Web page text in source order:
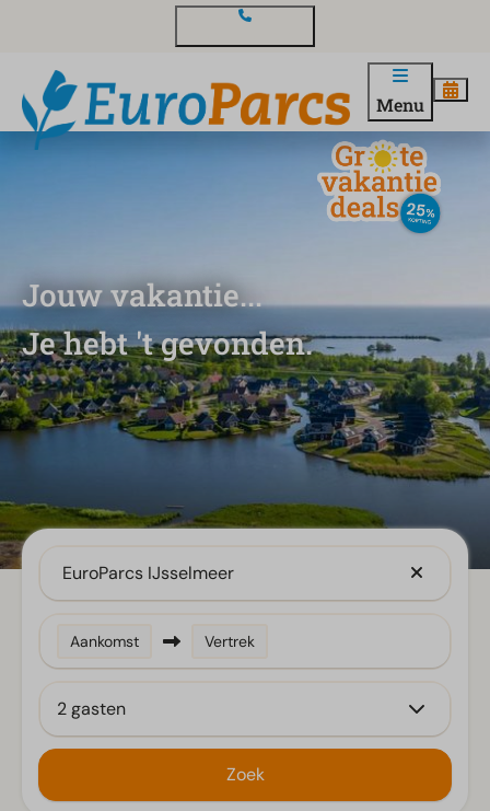
Menu
Jouw vakantie...
Je hebt 't gevonden.
EuroParcs IJsselmeer
Aankomst Vertrek
2 gasten
Zoek